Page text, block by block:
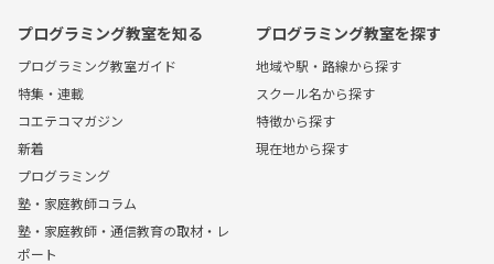
プログラミング教室を知る
プログラミング教室ガイド
特集・連載
コエテコマガジン
新着
プログラミング
塾・家庭教師コラム
塾・家庭教師・通信教育の取材・レ
ポート
プログラミング教室を探す
地域や駅・路線から探す
スクール名から探す
特徴から探す
現在地から探す